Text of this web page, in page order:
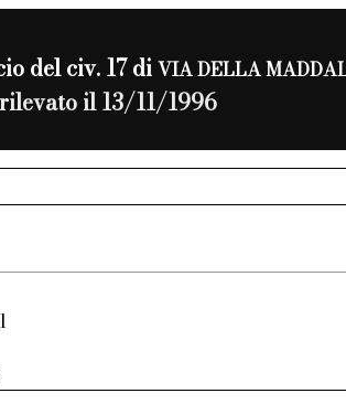
del civ. 17 diVIA DELLA
rilevato il 13/11/1996